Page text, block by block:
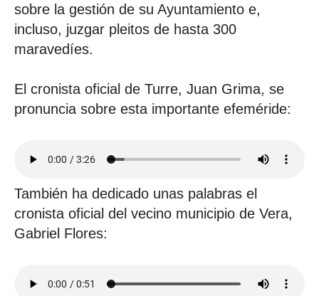
sobre la gestión de su Ayuntamiento e,
incluso, juzgar pleitos de hasta 300
maravedíes.
El cronista oficial de Turre, Juan Grima, se
pronuncia sobre esta importante efeméride:
También ha dedicado unas palabras el
cronista oficial del vecino municipio de Vera,
Gabriel Flores: